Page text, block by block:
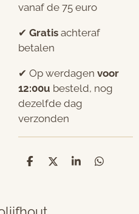
vanaf de 75 euro
✔︎ Gratis achteraf
betalen
✔︎ Op werdagen voor
12:00u besteld, nog
dezelfde dag
verzonden
D
n
D
S
D